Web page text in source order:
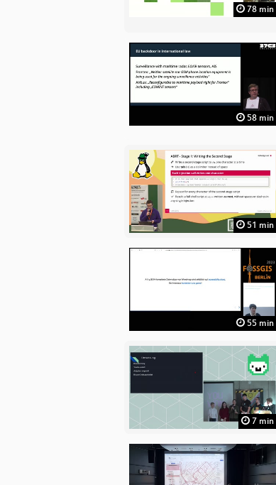
78 min
58 min
51 min
55 min
7 min